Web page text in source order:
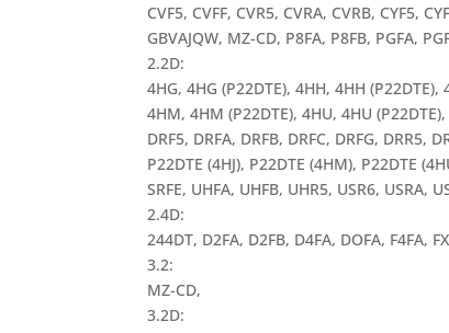
CVF5, CVFF, CVR5, CVRA, CVRB, CYF5,
GBVAJQW, MZ-CD, P8FA, P8FB, PGFA,
2.2D:
4HG, 4HG (P22DTE), 4HH, 4HH (P22DTE),
4HM, 4HM (P22DTE), 4HU, 4HU (P22DTE),
DRF5, DRFA, DRFB, DRFC, DRFG, DRR5,
P22DTE (4HJ), P22DTE (4HM), P22DTE
SRFE, UHFA, UHFB, UHR5, USR6, USRA,
2.4D:
244DT, D2FA, D2FB, D4FA, DOFA, F4FA,
3.2:
MZ-CD,
3.2D: